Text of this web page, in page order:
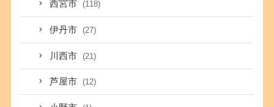
西宮市 (118)
伊丹市 (27)
川西市 (21)
芦屋市 (12)